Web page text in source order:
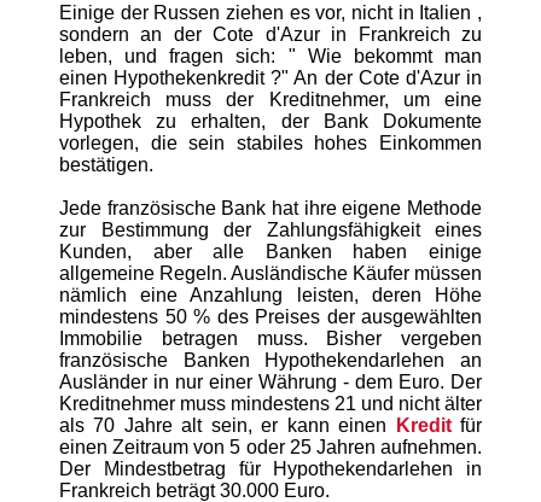
Einige der Russen ziehen es vor, nicht in Italien ,
sondern an der Cote d'Azur in Frankreich zu
leben, und fragen sich: " Wie bekommt man
einen Hypothekenkredit?" An der Cote d'Azur in
Frankreich muss der Kreditnehmer, um eine
Hypothek zu erhalten, der Bank Dokumente
vorlegen, die sein stabiles hohes Einkommen
bestätigen.
Jede französischeBank hat ihre eigene Methode
zur Bestimmung der Zahlungsfähigkeit eines
Kunden, aber alle Banken haben einige
allgemeine Regeln. Ausländische Käufer müssen
nämlich eine Anzahlung leisten, deren Höhe
mindestens 50 % des Preises der ausgewählten
Immobilie betragen muss. Bisher vergeben
französische Banken Hypothekendarlehen an
Ausländer in nur einer Währung - dem Euro. Der
Kreditnehmer muss mindestens 21 und nicht älter
als 70 Jahre alt sein, er kann einen
Kreditfür
einen Zeitraum von 5 oder 25 Jahren aufnehmen.
Der Mindestbetrag für Hypothekendarlehen in
Frankreich beträgt 30.000 Euro.